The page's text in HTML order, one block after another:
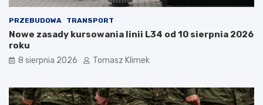
PRZEBUDOWA TRANSPORT
Nowe zasady kursowania linii L34 od 10 sierpnia 2026
roku
8 sierpnia 2026 Tomasz Klimek